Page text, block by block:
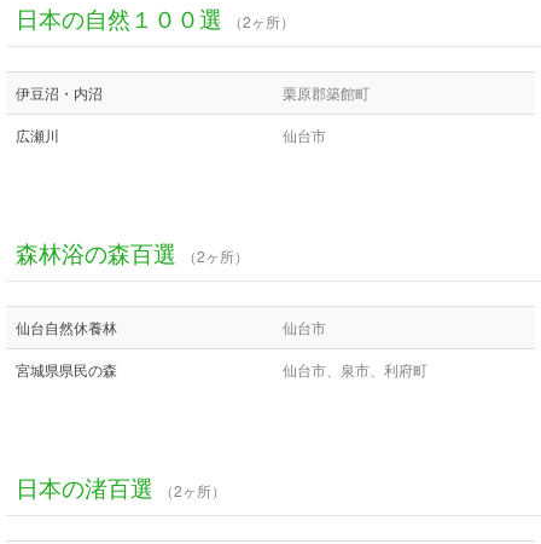
日本の自然１００選 （2ヶ所）
伊豆沼・内沼 栗原郡築館町
広瀬川 仙台市
森林浴の森百選 （2ヶ所）
仙台自然休養林 仙台市
宮城県県民の森 仙台市、泉市、利府町
日本の渚百選 （2ヶ所）